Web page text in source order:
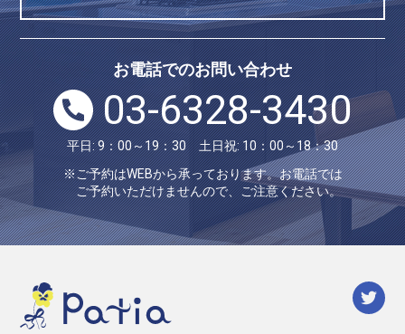
お電話でのお問い合わせ
03-6328-3430
平日: 9：00～19：30 土日祝: 10：00～18：30
※ご予約はWEBから承っております。お電話では
ご予約いただけませんので、ご注意ください。